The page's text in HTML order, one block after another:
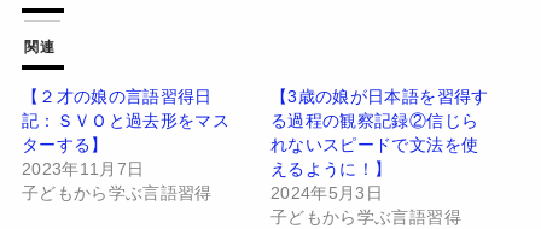
て
T
w
i
t
t
e
r
で
共
有
(
新
有
す
る
ク
リ
ッ
関連
【２才の娘の言語習得日
記：ＳＶＯと過去形をマス
ターする】
2023年11月7日
子どもから学ぶ言語習得
【3歳の娘が日本語を習得す
る過程の観察記録②信じら
れないスピードで文法を使
えるように！】
2024年5月3日
子どもから学ぶ言語習得